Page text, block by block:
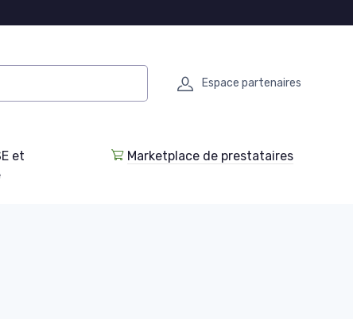
Espace partenaires
et
Marketplace de prestataires